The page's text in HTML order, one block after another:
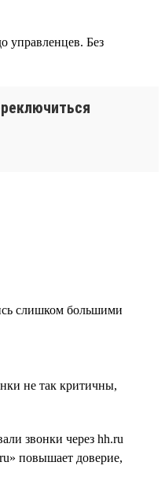
управленцев. Без
слишком большими
не так критичны,
звонки через hh.ru
повышает доверие,